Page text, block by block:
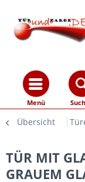
Menü
Übersicht
TÜR MIT
GRAUEM